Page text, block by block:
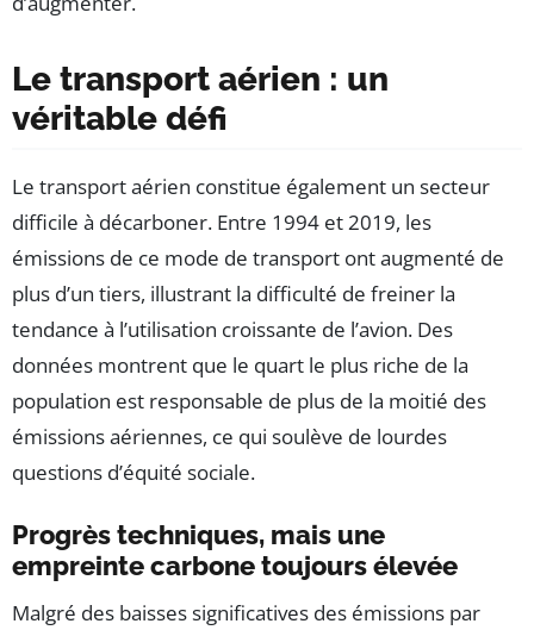
Le transport aérien : un
véritable défi
Le transport aérien constitue également un secteur
difficile à décarboner. Entre 1994 et 2019, les
émissions de ce mode de transport ont augmenté de
plus d’un tiers, illustrant la difficulté de freiner la
tendance à l’utilisation croissante de l’avion. Des
données montrent que le quart le plus riche de la
population est responsable de plus de la moitié des
émissions aériennes, ce qui soulève de lourdes
questions d’équité sociale.
Progrès techniques, mais une
empreinte carbone toujours élevée
Malgré des baisses significatives des émissions par